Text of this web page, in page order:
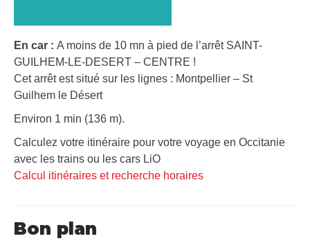
En car : A moins de 10 mn à pied de l’arrêt SAINT-
GUILHEM-LE-DESERT – CENTRE !
Cet arrêt est situé sur les lignes : Montpellier – St
Guilhem le Désert
Environ 1 min (136 m).
Calculez votre itinéraire pour votre voyage en Occitanie
avec les trains ou les cars LiO
Calcul itinéraires et recherche horaires
Bon plan